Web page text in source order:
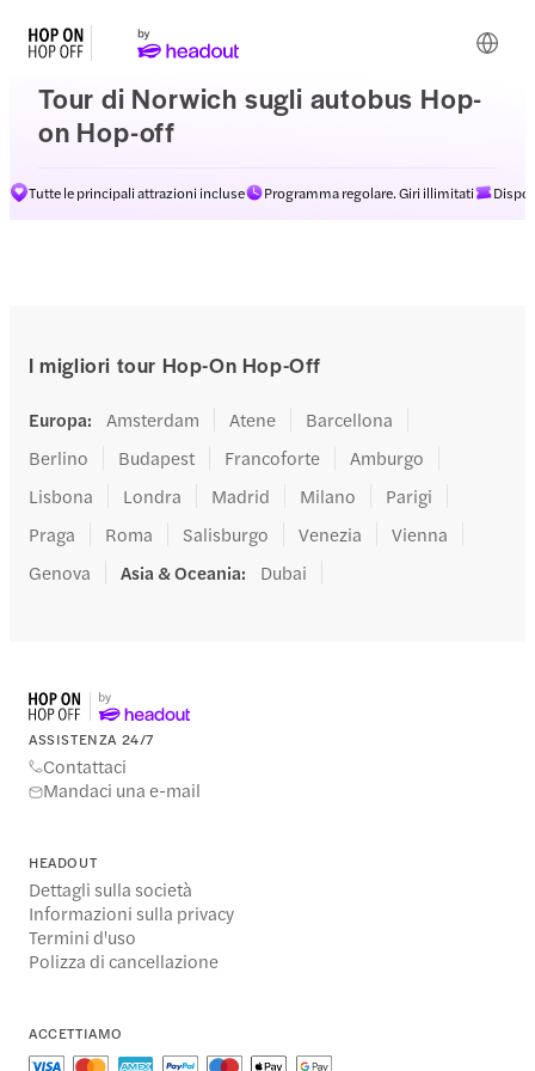
Tour di Norwich sugli autobus Hop-
on Hop-off
Tutte le principali attrazioni incluse Programma regolare. Giri illimitati
I migliori tour Hop-On Hop-Off
Europa: Amsterdam Atene
Barcellona
Berlino
Budapest Francoforte
Amburgo
Lisbona
Londra Madrid Milano
Parigi
Praga
Roma Salisburgo Venezia
Vienna
Genova
Asia & Oceania: Dubai
ASSISTENZA 24/7
Contattaci
Mandaci una e-mail
HEADOUT
Dettagli sulla società
Informazioni sulla privacy
Termini d'uso
Polizza di cancellazione
ACCETTIAMO